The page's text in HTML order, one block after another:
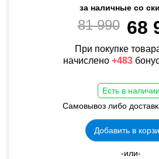
за наличные со
81 990 68
При покупке
начислено +483
Есть в наличии
Самовывоз либо
Добавить в
-или-